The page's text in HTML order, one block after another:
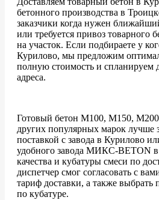
бетонного производства в
заказчики когда нужен
или требуется привоз товарного
на участок. Если подбираете у
Курилово, мы предложим
полную стоимость и спланируем
адреса.
Готовый бетон М100, М150,
других популярных марок лучше
поставкой с завода в Курилово
удобного завода МИКС-BETON в
качества и кубатуры смеси по
диспетчер смог согласовать с
тариф доставки, а также
по кубатуре.